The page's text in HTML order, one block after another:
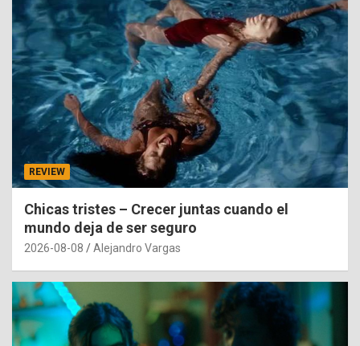
REVIEW
Chicas tristes – Crecer juntas cuando el
mundo deja de ser seguro
2026-08-08 Alejandro Vargas